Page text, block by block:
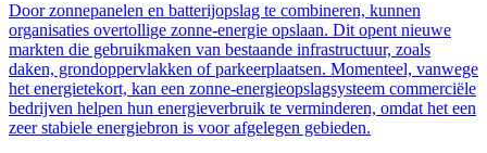
Door zonnepanelen en batterijopslag te combineren, kunnen
organisaties overtollige zonne-energie opslaan. Dit opent nieuwe
markten die gebruikmaken van bestaande infrastructuur, zoals
daken, grondoppervlakken of parkeerplaatsen. Momenteel, vanwege
het energietekort, kan een zonne-energieopslagsysteem commerciële
bedrijven helpen hun energieverbruik te verminderen, omdat het een
zeer stabiele energiebron is voor afgelegen gebieden.